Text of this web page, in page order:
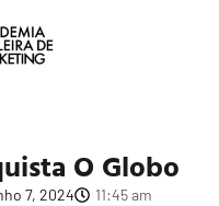
O Globo
7, 2024 11:45 am